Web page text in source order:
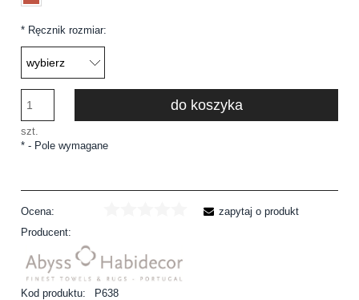
* Ręcznik rozmiar:
szt.
do koszyka
* - Pole wymagane
Ocena:
Producent:
Kod produktu: P638
zapytaj o produkt